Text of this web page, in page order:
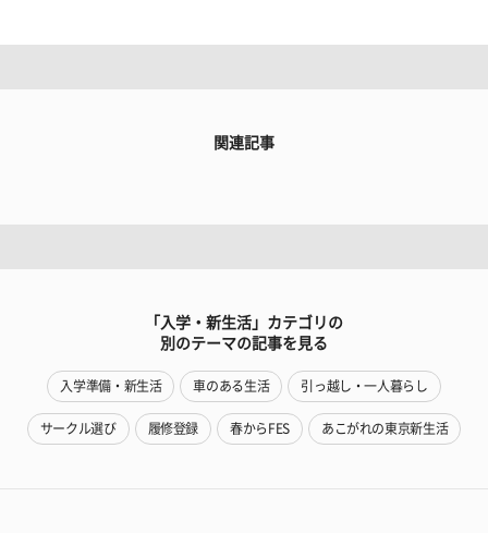
関連記事
「入学・新生活」カテゴリの
別のテーマの記事を見る
入学準備・新生活 車のある生活 引っ越し・一人暮らし
サークル選び 履修登録 春からFES あこがれの東京新生活